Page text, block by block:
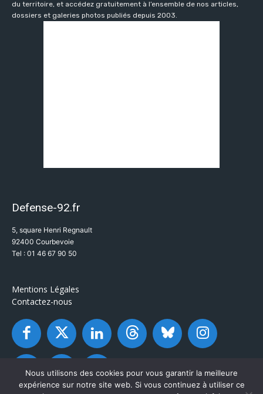
du territoire, et accédez gratuitement à l’ensemble de nos articles,
dossiers et galeries photos publiés depuis 2003.
Defense-92.fr
5, square Henri Regnault
92400 Courbevoie
Tel : 01 46 67 90 50
Mentions Légales
Contactez-nous
Nous utilisons des cookies pour vous garantir la meilleure
expérience sur notre site web. Si vous continuez à utiliser ce